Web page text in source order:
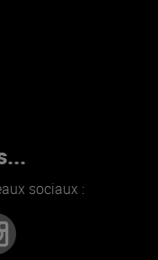
sociaux :